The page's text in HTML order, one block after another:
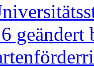
geändert